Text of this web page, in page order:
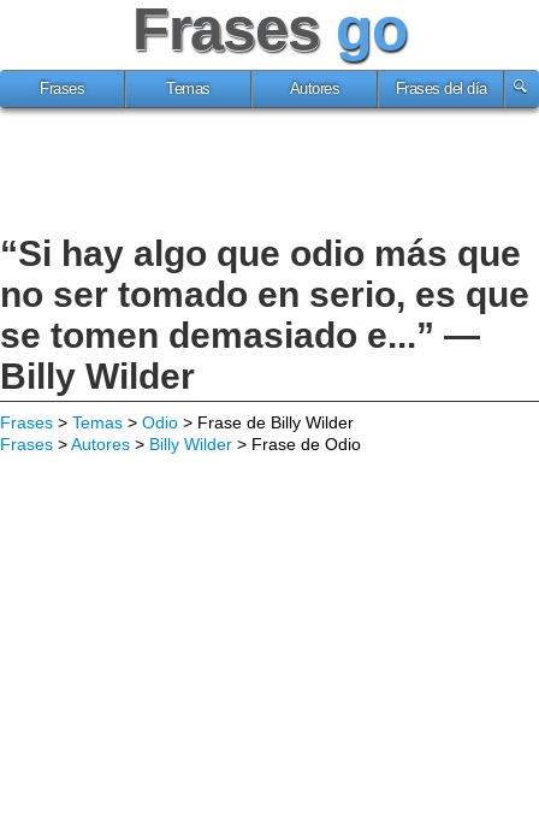
Frases go
Frases Temas Autores Frases del día
“Si hay algo que odio más que
no ser tomado en serio, es que
se tomen demasiado e...” —
Billy Wilder
Frases > Temas > Odio > Frase de Billy Wilder
Frases >Autores > Billy Wilder > Frase de Odio